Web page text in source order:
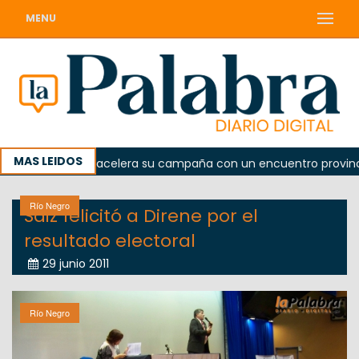
MENU
MAS LEIDOS
peronismo acelera su campaña con un encuentro provincial
Río Negro
Saiz felicitó a Direne por el
resultado electoral
29 junio 2011
Río Negro